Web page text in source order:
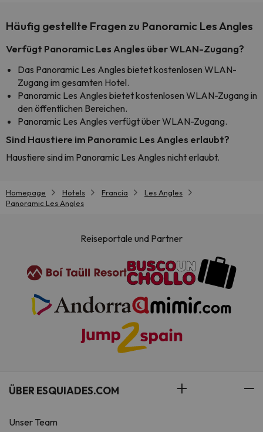
Häufig gestellte Fragen zu Panoramic Les Angles
Verfügt Panoramic Les Angles über WLAN-Zugang?
Das Panoramic Les Angles bietet kostenlosen WLAN-
Zugang im gesamten Hotel.
Panoramic Les Angles bietet kostenlosen WLAN-Zugang in
den öffentlichen Bereichen.
Panoramic Les Angles verfügt über WLAN-Zugang.
Sind Haustiere im Panoramic Les Angles erlaubt?
Haustiere sind im Panoramic Les Angles nicht erlaubt.
Homepage Hotels Francia
Les Angles
Panoramic Les Angles
Reiseportale und Partner
ÜBER ESQUIADES.COM
Unser Team